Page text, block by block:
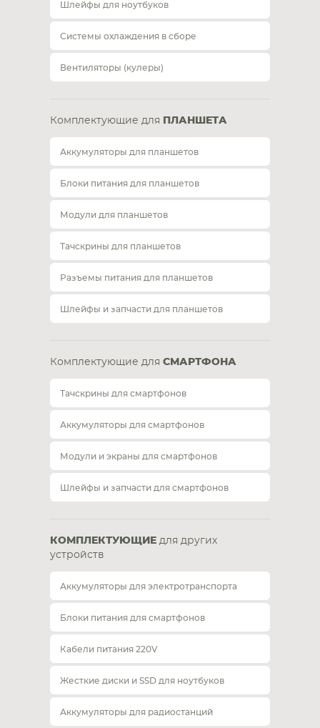
Шлейфы для ноутбуков
Системы охлаждения в сборе
Вентиляторы (кулеры)
Комплектующие для ПЛАНШЕТА
Аккумуляторы для планшетов
Блоки питания для планшетов
Модули для планшетов
Тачскрины для планшетов
Разъемы питания для планшетов
Шлейфы и запчасти для планшетов
Комплектующие для СМАРТФОНА
Тачскрины для смартфонов
Аккумуляторы для смартфонов
Модули и экраны для смартфонов
Шлейфы и запчасти для смартфонов
КОМПЛЕКТУЮЩИЕ для других
устройств
Аккумуляторы для электротранспорта
Блоки питания для смартфонов
Кабели питания 220V
Жесткие диски и SSD для ноутбуков
Аккумуляторы для радиостанций